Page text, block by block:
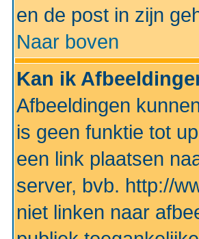
en de post in zijn
Naar boven
Kan ik
Afbeeldingen
is geen funktie tot
een link plaatsen
server, bvb. http://
niet linken naar